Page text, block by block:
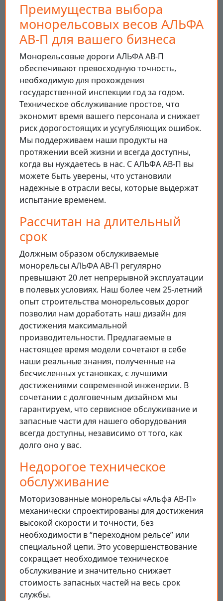
Преимущества выбора
монорельсовых весов АЛЬФА
АВ-П для вашего бизнеса
Монорельсовые дороги АЛЬФА АВ-П
обеспечивают превосходную точность,
необходимую для прохождения
государственной инспекции год за годом.
Техническое обслуживание простое, что
экономит время вашего персонала и снижает
риск дорогостоящих и усугубляющих ошибок.
Мы поддерживаем наши продукты на
протяжении всей жизни и всегда доступны,
когда вы нуждаетесь в нас. С АЛЬФА АВ-П вы
можете быть уверены, что установили
надежные в отрасли весы, которые выдержат
испытание временем.
Рассчитан на длительный
срок
Должным образом обслуживаемые
монорельсы АЛЬФА АВ-П регулярно
превышают 20 лет непрерывной эксплуатации
в полевых условиях. Наш более чем 25-летний
опыт строительства монорельсовых дорог
позволил нам доработать наш дизайн для
достижения максимальной
производительности. Предлагаемые в
настоящее время модели сочетают в себе
наши реальные знания, полученные на
бесчисленных установках, с лучшими
достижениями современной инженерии. В
сочетании с долговечным дизайном мы
гарантируем, что сервисное обслуживание и
запасные части для нашего оборудования
всегда доступны, независимо от того, как
долго оно у вас.
Недорогое техническое
обслуживание
Моторизованные монорельсы «Альфа АВ-П»
механически спроектированы для достижения
высокой скорости и точности, без
необходимости в “переходном рельсе” или
специальной цепи. Это усовершенствование
сокращает необходимое техническое
обслуживание и значительно снижает
стоимость запасных частей на весь срок
службы.